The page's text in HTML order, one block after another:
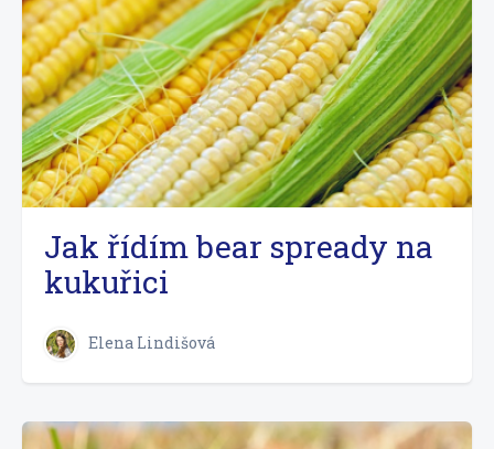
Jak řídím bear spready na
kukuřici
Elena Lindišová